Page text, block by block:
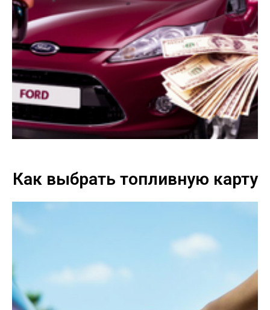
Как выбрать топливную карту